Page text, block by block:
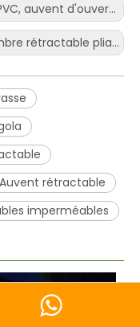
fermeture pour ombrage de voiture
pliante électrique pour terrasse
Auvent rétractable
imperméables